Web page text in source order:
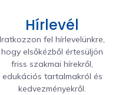
Hírlevél
Iratkozzon fel hírlevelünkre,
hogy elsőkézből értesüljön
friss szakmai hírekről,
edukációs tartalmakról és
kedvezményekről.